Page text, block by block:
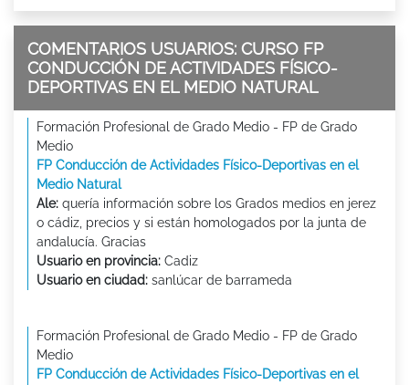
COMENTARIOS USUARIOS: CURSO FP
CONDUCCIÓN DE ACTIVIDADES FÍSICO-
DEPORTIVAS EN EL MEDIO NATURAL
Formación Profesional de Grado Medio - FP de Grado
Medio
FP Conducción de Actividades Físico-Deportivas en el
Medio Natural
Ale: quería información sobre los Grados medios en jerez
o cádiz, precios y si están homologados por la junta de
andalucía. Gracias
Usuario en provincia: Cadiz
Usuario en ciudad: sanlúcar de barrameda
Formación Profesional de Grado Medio - FP de Grado
Medio
FP Conducción de Actividades Físico-Deportivas en el